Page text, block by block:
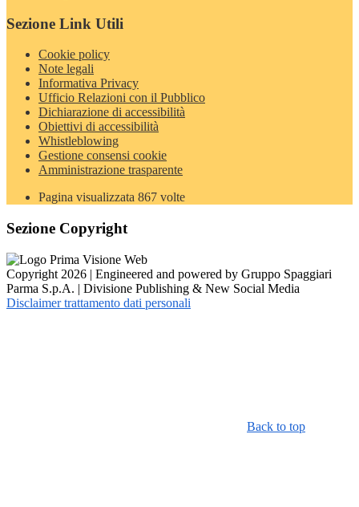
Sezione Link Utili
Cookie policy
Note legali
Informativa Privacy
Ufficio Relazioni con il Pubblico
Dichiarazione di accessibilità
Obiettivi di accessibilità
Whistleblowing
Gestione consensi cookie
Amministrazione trasparente
Pagina visualizzata 867 volte
Sezione Copyright
Copyright 2026 | Engineered and powered by Gruppo Spaggiari
Parma S.p.A. | Divisione Publishing & New Social Media
Disclaimer trattamento dati personali
Back to top